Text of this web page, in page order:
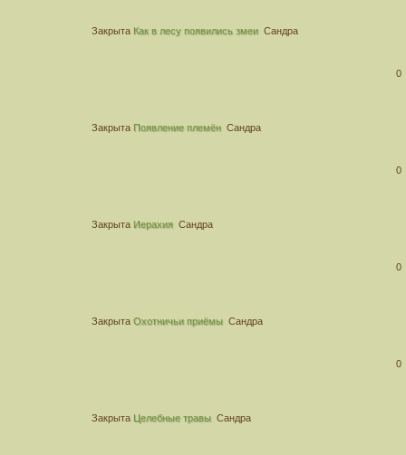
Закрыта Как в лесу появились змеи Сандра
0
Закрыта Появление племён Сандра
0
Закрыта Иерахия Сандра
0
Закрыта Охотничьи приёмы Сандра
0
Закрыта Целебные травы Сандра